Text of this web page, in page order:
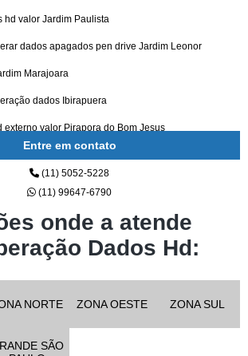
hd valor Jardim Paulista
dados apagados pen drive Jardim Leonor
Marajoara
dados Ibirapuera
externo valor Pirapora do Bom Jesus
dados Osasco
pen drive Tucuruvi
externo Taboão da Serra
Entre em contato
(11) 5052-5228
(11) 99647-6790
onde a atende
Dados Hd:
NORTE ZONA OESTE ZONA SUL
SÃO